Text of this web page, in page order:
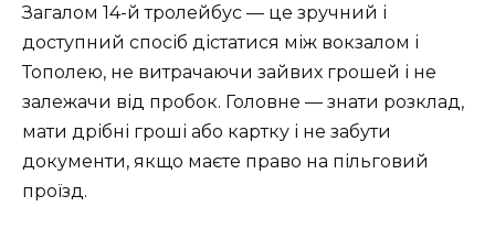
Загалом 14-й тролейбус — це зручний і
доступний спосіб дістатися між вокзалом і
Тополею, не витрачаючи зайвих грошей і не
залежачи від пробок. Головне — знати розклад,
мати дрібні гроші або картку і не забути
документи, якщо маєте право на пільговий
проїзд.